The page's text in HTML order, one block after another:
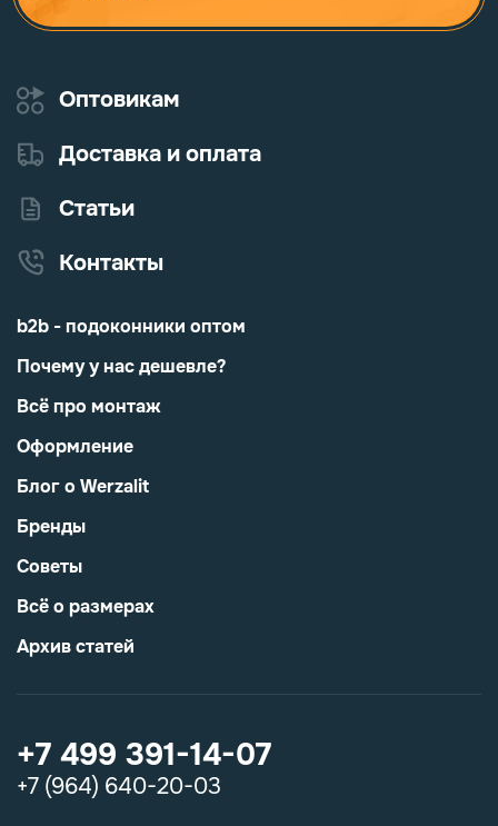
+7 499 391-14-07
+7 (964) 640-20-03
Оптовикам
Доставка и оплата
Статьи
Контакты
b2b - подоконники оптом
Почему у нас дешевле?
Всё про монтаж
Оформление
Блог о Werzalit
Бренды
Советы
Всё о размерах
Архив статей